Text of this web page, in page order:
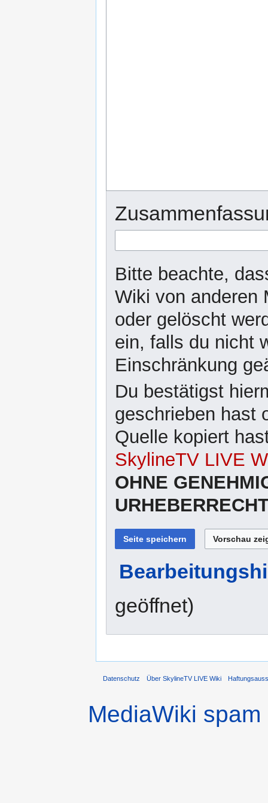
Bitte beachte,
Wiki von anderen
oder gelöscht
ein, falls du nicht
Einschränkung
Du bestätigst
geschrieben hast
Quelle kopiert
SkylineTV LIVE
OHNE
geöffnet)
Datenschutz Über SkylineTV LIVE Wiki
MediaWiki spam